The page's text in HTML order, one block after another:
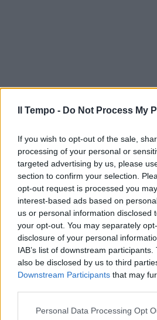
Il Tempo - Do Not Process My
If you wish to opt-out of the sale,
processing of your personal or
targeted advertising by us, please
section to confirm your selection.
opt-out request is processed you
interest-based ads based on
us or personal information disclosed
your opt-out. You may separately
disclosure of your personal
IAB’s list of downstream
also be disclosed by us to third
Downstream Participants that may
Personal Data Processing Opt
In evidenza